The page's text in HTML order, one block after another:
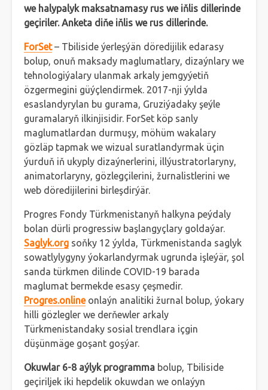
we halypalyk maksatnamasy rus we iňlis dillerinde
geçiriler. Anketa diňe iňlis we rus dillerinde.
ForSet– Tbiliside ýerleşýän döredijilik edarasy
bolup, onuň maksady maglumatlary, dizaýnlary we
tehnologiýalary ulanmak arkaly jemgyýetiň
özgermegini güýçlendirmek. 2017-nji ýylda
esaslandyrylan bu gurama, Gruziýadaky şeýle
guramalaryň ilkinjisidir. ForSet köp sanly
maglumatlardan durmuşy, möhüm wakalary
gözläp tapmak we wizual suratlandyrmak üçin
ýurduň iň ukyply dizaýnerlerini, illýustratorlaryny,
animatorlaryny, gözlegçilerini, žurnalistlerini we
web döredijilerini birleşdirýär.
Progres Fondy Türkmenistanyň halkyna peýdaly
bolan dürli progressiw başlangyçlary goldaýar.
Saglyk.org soňky 12 ýylda, Türkmenistanda saglyk
sowatlylygyny ýokarlandyrmak ugrunda işleýär, şol
sanda türkmen dilinde COVID-19 barada
maglumat bermekde esasy çeşmedir.
Progres.onlineonlaýn analitiki žurnal bolup, ýokary
hilli gözlegler we derňewler arkaly
Türkmenistandaky sosial trendlara içgin
düşünmäge goşant goşýar.
Okuwlar 6-8 aýlyk programma bolup, Tbiliside
geçiriljek iki hepdelik okuwdan we onlaýyn